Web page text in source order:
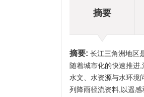
摘要
摘要: 长江三角洲地区
随着城市化的快速推进
水文、水资源与水环境
列降雨径流资料,以遥